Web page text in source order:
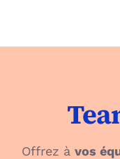
Tarifs & Céramiques
Groupes
Offrez à vos